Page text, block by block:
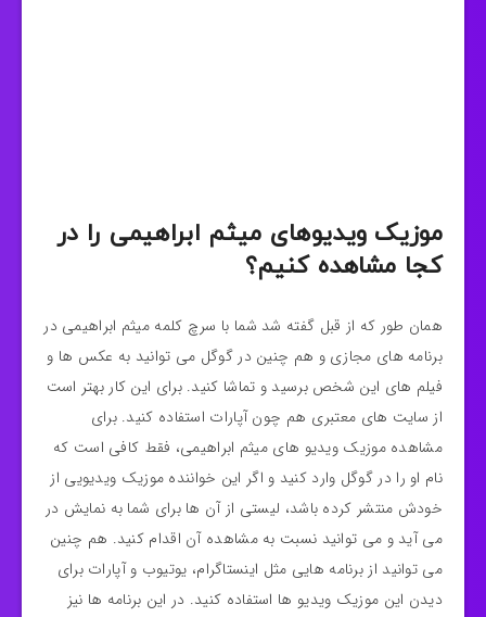
موزیک ویدیوهای میثم ابراهیمی را در
کجا مشاهده کنیم؟
همان طور که از قبل گفته شد شما با سرچ کلمه میثم ابراهیمی در
برنامه های مجازی و هم چنین در گوگل می توانید به عکس ها و
فیلم های این شخص برسید و تماشا کنید. برای این کار بهتر است
از سایت های معتبری هم چون آپارات استفاده کنید. برای
مشاهده موزیک ویدیو های میثم ابراهیمی، فقط کافی است که
نام او را در گوگل وارد کنید و اگر این خواننده موزیک ویدیویی از
خودش منتشر کرده باشد، لیستی از آن ها برای شما به نمایش در
می آید و می توانید نسبت به مشاهده آن اقدام کنید. هم چنین
می توانید از برنامه هایی مثل اینستاگرام، یوتیوب و آپارات برای
دیدن این موزیک ویدیو ها استفاده کنید. در این برنامه ها نیز